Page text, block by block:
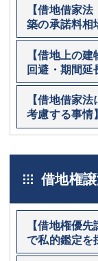
【借地借家
築の承諾料相
【借地上の
回避・期間延
【借地借家
考慮する事情】
借地権
【借地権優
で私的鑑定を